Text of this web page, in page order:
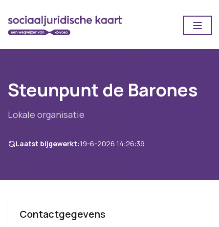
Steunpunt de Barones
Lokale organisatie
Laatst bijgewerkt:19-6-2026 14:26:39
Contactgegevens